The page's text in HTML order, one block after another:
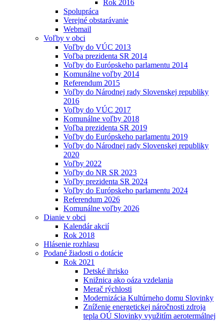
Rok 2016
Spolupráca
Verejné obstarávanie
Webmail
Voľby v obci
Voľby do VÚC 2013
Voľba prezidenta SR 2014
Voľby do Európskeho parlamentu 2014
Komunálne voľby 2014
Referendum 2015
Voľby do Národnej rady Slovenskej republiky
2016
Voľby do VÚC 2017
Komunálne voľby 2018
Voľba prezidenta SR 2019
Voľby do Európskeho parlamentu 2019
Voľby do Národnej rady Slovenskej republiky
2020
Voľby 2022
Voľby do NR SR 2023
Voľby prezidenta SR 2024
Voľby do Európskeho parlamentu 2024
Referendum 2026
Komunálne voľby 2026
Dianie v obci
Kalendár akcií
Rok 2018
Hlásenie rozhlasu
Podané žiadosti o dotácie
Rok 2021
Detské ihrisko
Knižnica ako oáza vzdelania
Merač rýchlosti
Modernizácia Kultúrneho domu Slovinky
Zníženie energetickej náročnosti zdroja
tepla OÚ Slovinky využitím aerotermálnej